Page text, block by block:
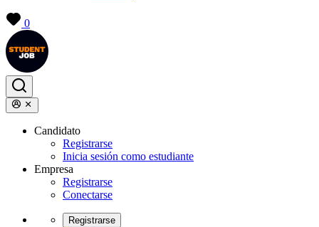
0
Candidato
Registrarse
Inicia sesión como estudiante
Empresa
Registrarse
Conectarse
Registrarse